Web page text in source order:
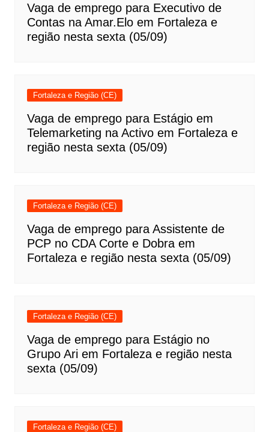
Vaga de emprego para Executivo de
Contas na Amar.Elo em Fortaleza e
região nesta sexta (05/09)
Fortaleza e Região (CE)
Vaga de emprego para Estágio em
Telemarketing na Activo em Fortaleza e
região nesta sexta (05/09)
Fortaleza e Região (CE)
Vaga de emprego para Assistente de
PCP no CDA Corte e Dobra em
Fortaleza e região nesta sexta (05/09)
Fortaleza e Região (CE)
Vaga de emprego para Estágio no
Grupo Ari em Fortaleza e região nesta
sexta (05/09)
Fortaleza e Região (CE)